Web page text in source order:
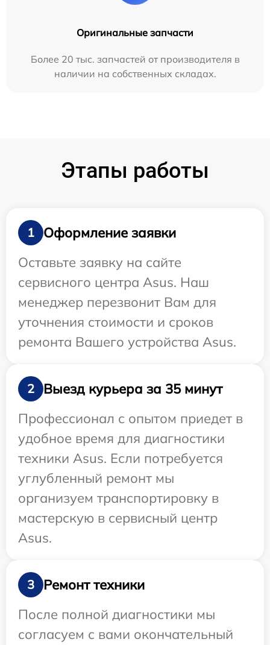
Оригинальные запчасти
Более 20 тыс. запчастей от производителя в
наличии на собственных складах.
Этапы работы
1
Оформление заявки
Оставьте заявку на сайте
сервисного центра Asus. Наш
менеджер перезвонит Вам для
уточнения стоимости и сроков
ремонта Вашего устройства Asus.
2
Выезд курьера за 35 минут
Профессионал с опытом приедет в
удобное время для диагностики
техники Asus. Если потребуется
углубленный ремонт мы
организуем транспортировку в
мастерскую в сервисный центр
Asus.
3
Ремонт техники
После полной диагностики мы
согласуем с вами окончательный